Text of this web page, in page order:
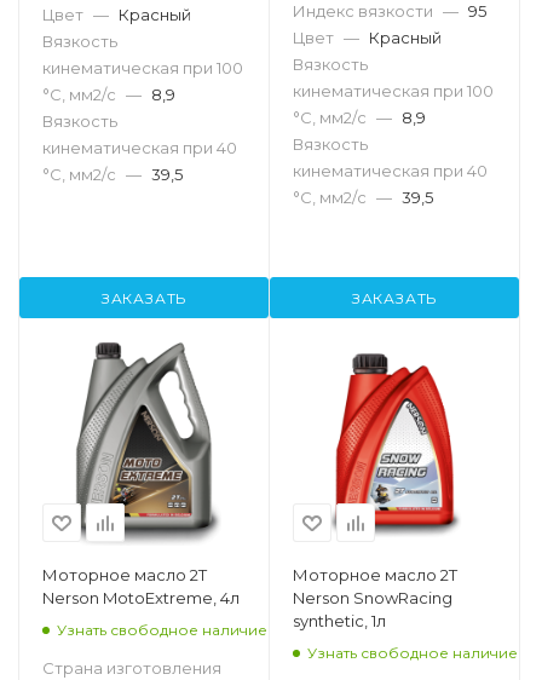
Цвет — Красный
Вязкость
кинематическая при 100
°С, мм2/с — 8,9
Вязкость
кинематическая при 40
°С, мм2/с — 39,5
ЗАКАЗАТЬ
Индекс вязкости — 95
Цвет — Красный
Вязкость
кинематическая при 100
°С, мм2/с — 8,9
Вязкость
кинематическая при 40
°С, мм2/с — 39,5
ЗАКАЗАТЬ
Моторное масло 2T
Nerson MotoExtreme, 4л
Узнать свободное наличие
Страна изготовления
Моторное масло 2T
Nerson SnowRacing
synthetic, 1л
Узнать свободное наличие